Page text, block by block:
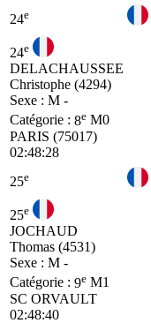
24e
24e
DELACHAUSSEE
Christophe (4294)
Sexe : M -
Catégorie : 8e M0
PARIS (75017)
02:48:28
25e
25e
JOCHAUD
Thomas (4531)
Sexe : M -
Catégorie : 9e M1
SC ORVAULT
02:48:40